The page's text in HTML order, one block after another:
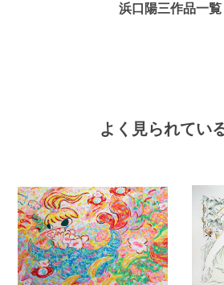
浜口陽三作品一覧
よく見られてい